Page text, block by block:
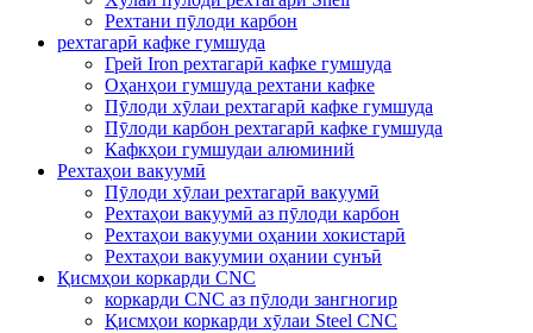
Рехтани пӯлоди карбон
рехтагарӣ кафке гумшуда
Грей Iron рехтагарӣ кафке гумшуда
Оҳанҳои гумшуда рехтани кафке
Пӯлоди хӯлаи рехтагарӣ кафке гумшуда
Пӯлоди карбон рехтагарӣ кафке гумшуда
Кафкҳои гумшудаи алюминий
Рехтаҳои вакуумӣ
Пӯлоди хӯлаи рехтагарӣ вакуумӣ
Рехтаҳои вакуумӣ аз пӯлоди карбон
Рехтаҳои вакууми оҳании хокистарӣ
Рехтаҳои вакуумии оҳании сунъӣ
Қисмҳои коркарди CNC
коркарди CNC аз пӯлоди зангногир
Қисмҳои коркарди хӯлаи Steel CNC